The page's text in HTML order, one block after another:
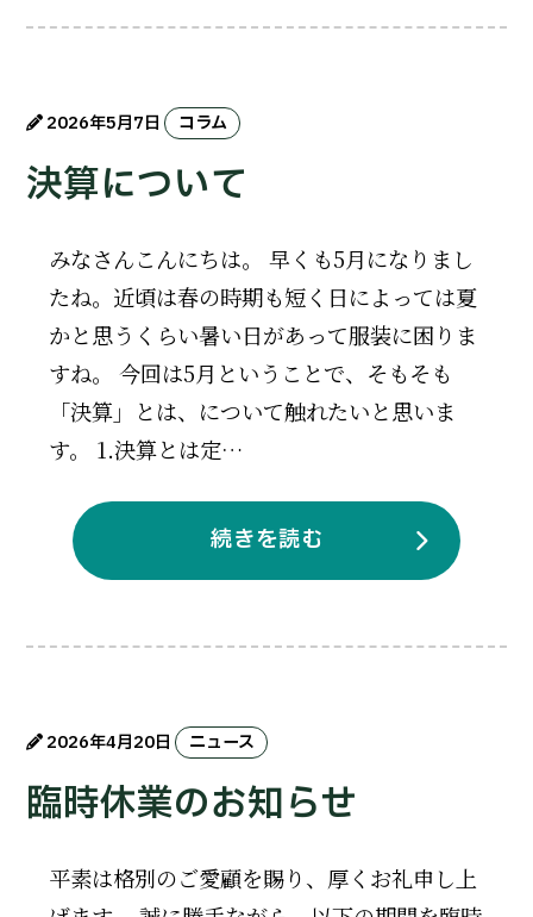
2026年5月7日 コラム
決算について
みなさんこんにちは。 早くも5月になりまし
たね。近頃は春の時期も短く日によっては夏
かと思うくらい暑い日があって服装に困りま
すね。 今回は5月ということで、そもそも
「決算」とは、について触れたいと思いま
す。 1.決算とは定…
続きを読む
2026年4月20日 ニュース
臨時休業のお知らせ
平素は格別のご愛顧を賜り、厚くお礼申し上